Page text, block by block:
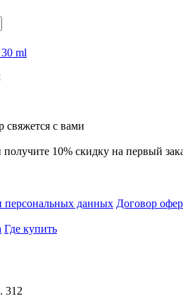
ml
с вами
10% скидку на первый
персональных данных Договор
Где купить
312